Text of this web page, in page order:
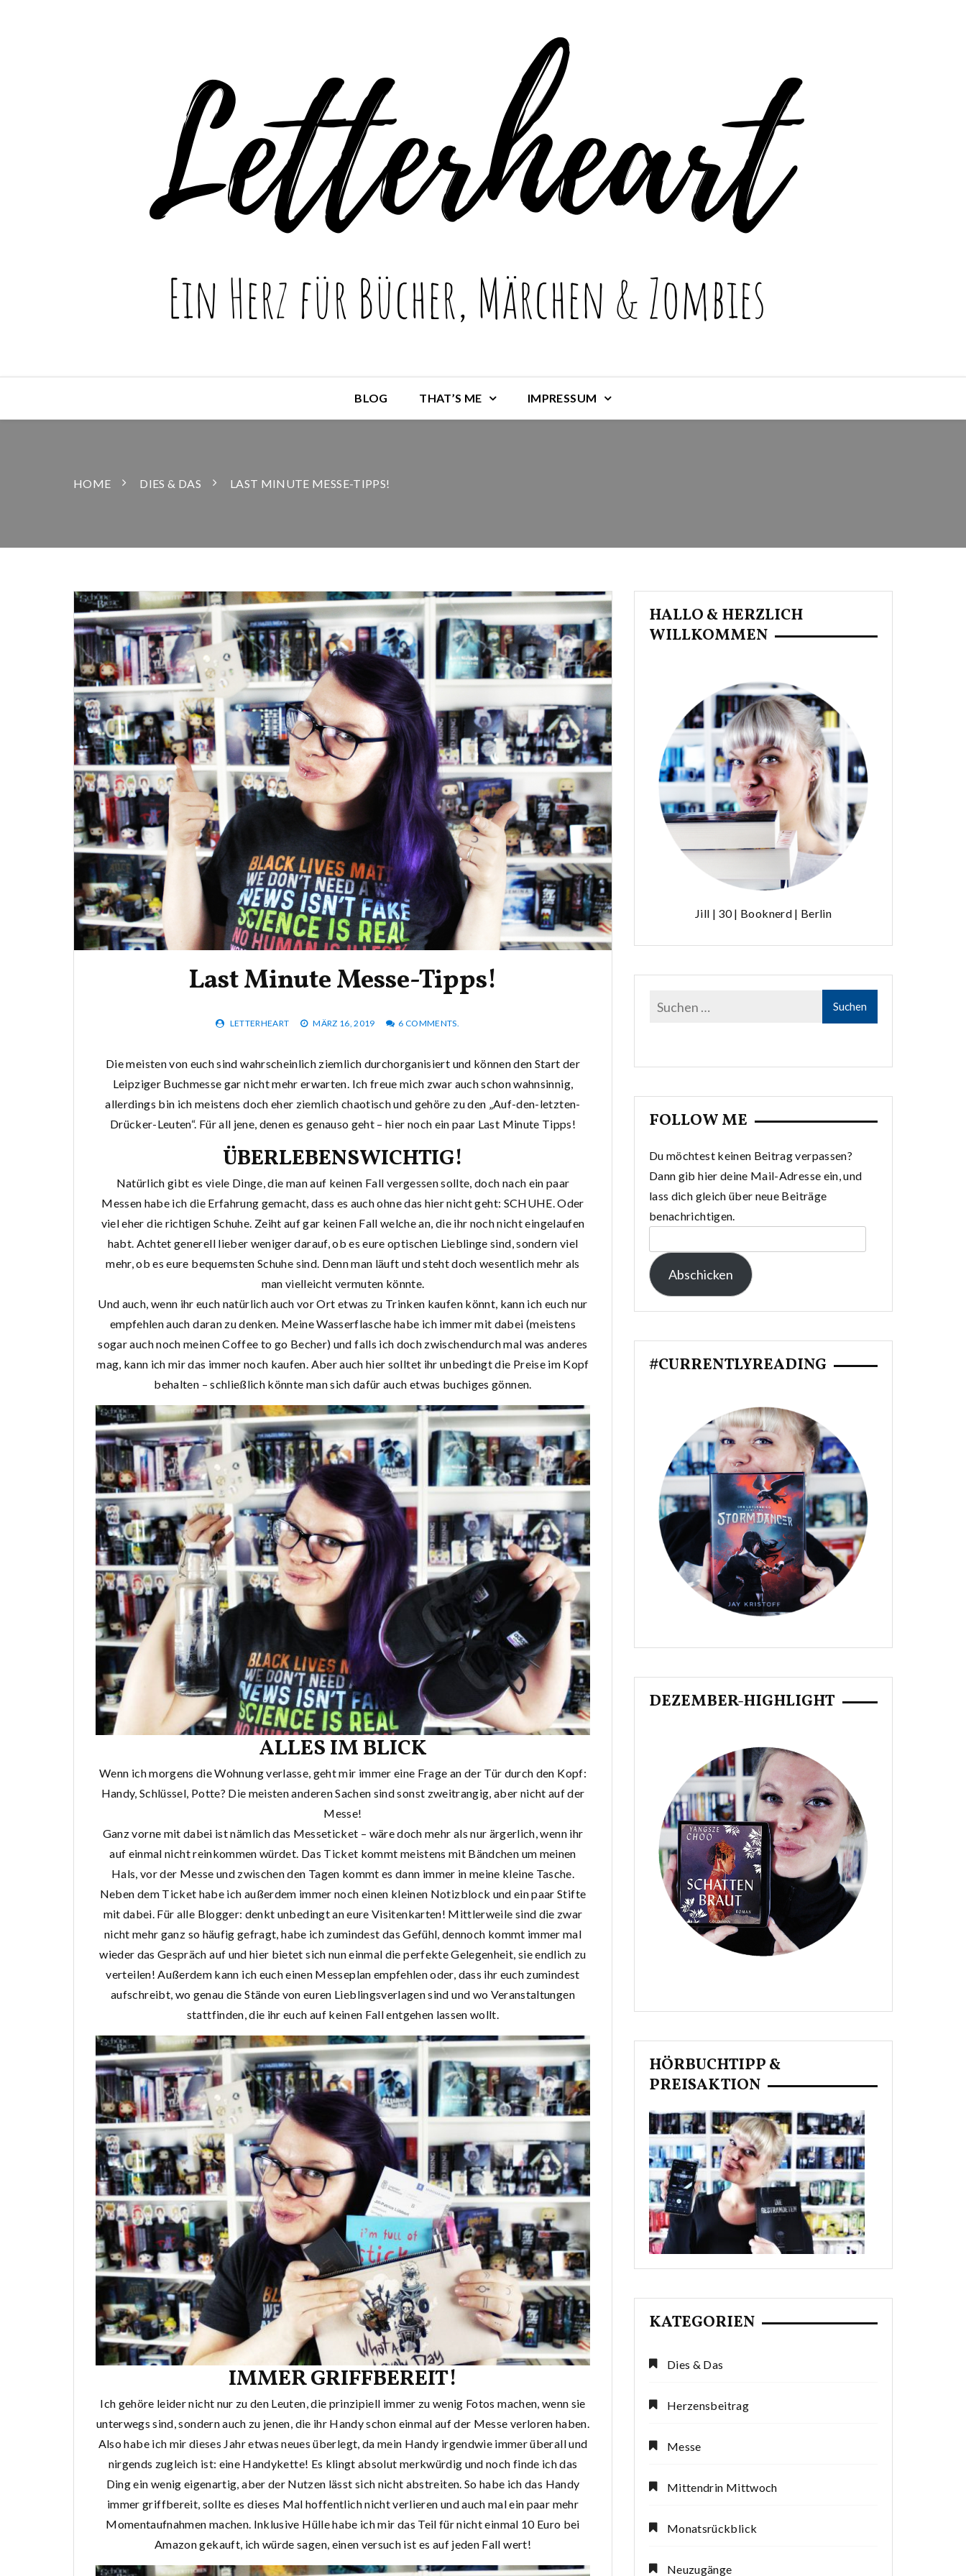
BLOG THAT’S ME IMPRESSUM
HOME DIES & DAS LAST MINUTE MESSE-TIPPS!
Last Minute Messe-Tipps!
LETTERHEART MÄRZ 16, 2019 6 COMMENTS.
Die meisten von euch sind wahrscheinlich ziemlich durchorganisiert und können den Start der
Leipziger Buchmesse gar nicht mehr erwarten. Ich freue mich zwar auch schon wahnsinnig,
allerdings bin ich meistens doch eher ziemlich chaotisch und gehöre zu den „Auf-den-letzten-
Drücker-Leuten“. Für all jene, denen es genauso geht – hier noch ein paar Last Minute Tipps!
ÜBERLEBENSWICHTIG!
Natürlich gibt es viele Dinge, die man auf keinen Fall vergessen sollte, doch nach ein paar
Messen habe ich die Erfahrung gemacht, dass es auch ohne das hier nicht geht: SCHUHE. Oder
viel eher die richtigen Schuhe. Zeiht auf gar keinen Fall welche an, die ihr noch nicht eingelaufen
habt. Achtet generell lieber weniger darauf, ob es eure optischen Lieblinge sind, sondern viel
mehr, ob es eure bequemsten Schuhe sind. Denn man läuft und steht doch wesentlich mehr als
man vielleicht vermuten könnte.
Und auch, wenn ihr euch natürlich auch vor Ort etwas zu Trinken kaufen könnt, kann ich euch nur
empfehlen auch daran zu denken. Meine Wasserflasche habe ich immer mit dabei (meistens
sogar auch noch meinen Coffee to go Becher) und falls ich doch zwischendurch mal was anderes
mag, kann ich mir das immer noch kaufen. Aber auch hier solltet ihr unbedingt die Preise im Kopf
behalten – schließlich könnte man sich dafür auch etwas buchiges gönnen.
ALLES IM BLICK
Wenn ich morgens die Wohnung verlasse, geht mir immer eine Frage an der Tür durch den Kopf:
Handy, Schlüssel, Potte? Die meisten anderen Sachen sind sonst zweitrangig, aber nicht auf der
Messe!
Ganz vorne mit dabei ist nämlich das Messeticket – wäre doch mehr als nur ärgerlich, wenn ihr
auf einmal nicht reinkommen würdet. Das Ticket kommt meistens mit Bändchen um meinen
Hals, vor der Messe und zwischen den Tagen kommt es dann immer in meine kleine Tasche.
Neben dem Ticket habe ich außerdem immer noch einen kleinen Notizblock und ein paar Stifte
mit dabei. Für alle Blogger: denkt unbedingt an eure Visitenkarten! Mittlerweile sind die zwar
nicht mehr ganz so häufig gefragt, habe ich zumindest das Gefühl, dennoch kommt immer mal
wieder das Gespräch auf und hier bietet sich nun einmal die perfekte Gelegenheit, sie endlich zu
verteilen! Außerdem kann ich euch einen Messeplan empfehlen oder, dass ihr euch zumindest
aufschreibt, wo genau die Stände von euren Lieblingsverlagen sind und wo Veranstaltungen
stattfinden, die ihr euch auf keinen Fall entgehen lassen wollt.
IMMER GRIFFBEREIT!
Ich gehöre leider nicht nur zu den Leuten, die prinzipiell immer zu wenig Fotos machen, wenn sie
unterwegs sind, sondern auch zu jenen, die ihr Handy schon einmal auf der Messe verloren haben.
Also habe ich mir dieses Jahr etwas neues überlegt, da mein Handy irgendwie immer überall und
nirgends zugleich ist: eine Handykette! Es klingt absolut merkwürdig und noch finde ich das
Ding ein wenig eigenartig, aber der Nutzen lässt sich nicht abstreiten. So habe ich das Handy
immer griffbereit, sollte es dieses Mal hoffentlich nicht verlieren und auch mal ein paar mehr
Momentaufnahmen machen. Inklusive Hülle habe ich mir das Teil für nicht einmal 10 Euro bei
Amazon gekauft, ich würde sagen, einen versuch ist es auf jeden Fall wert!
HALLO & HERZLICH
WILLKOMMEN
Jill | 30 | Booknerd | Berlin
FOLLOW ME
Du möchtest keinen Beitrag verpassen?
Dann gib hier deine Mail-Adresse ein, und
lass dich gleich über neue Beiträge
benachrichtigen.
Mail-
Adresse:
Abschicken
#CURRENTLYREADING
DEZEMBER-HIGHLIGHT
HÖRBUCHTIPP &
PREISAKTION
KATEGORIEN
Dies & Das
Herzensbeitrag
Messe
Mittendrin Mittwoch
Monatsrückblick
Neuzugänge